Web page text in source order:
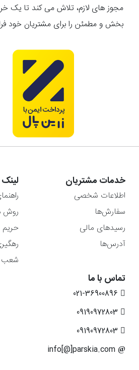
مجوز های لازم، تلاش می کند تا یک
بخش و مطمئن را برای مشتریان خود
خدمات مشتریان
اطلاعات شخصی
سفارش‌ها
رسیدهای مالی
آدرس‌ها
روش
شعب
تماس با ما